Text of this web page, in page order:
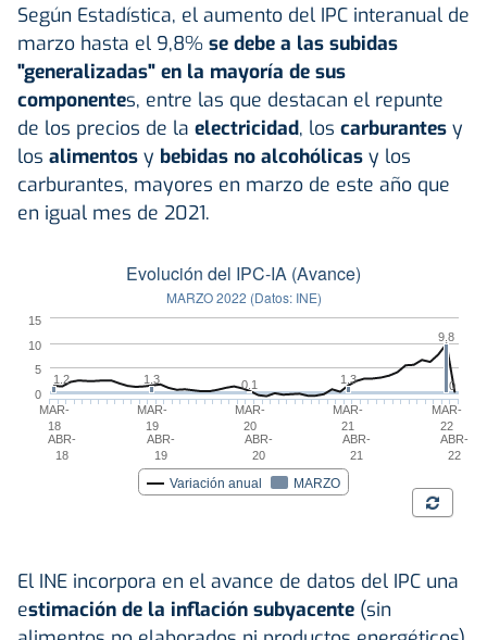
Según Estadística, el aumento del IPC interanual de
marzo hasta el 9,8% se debe a las subidas
"generalizadas" en la mayoría de sus
componentes, entre las que destacan el repunte
de los precios de la electricidad, los carburantes y
los alimentos y bebidas no alcohólicas y los
carburantes, mayores en marzo de este año que
en igual mes de 2021.
El INE incorpora en el avance de datos del IPC una
estimación de la inflación subyacente (sin